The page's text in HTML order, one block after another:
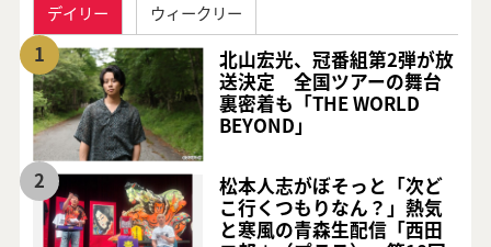
デイリー ウィークリー
1
北山宏光、冠番組第2弾が放
送決定 全国ツアーの舞台
裏密着も「THE WORLD
BEYOND」
2
松本人志がぼそっと「次ど
こ行くつもりなん？」熱気
と寒風の青森生配信「西田